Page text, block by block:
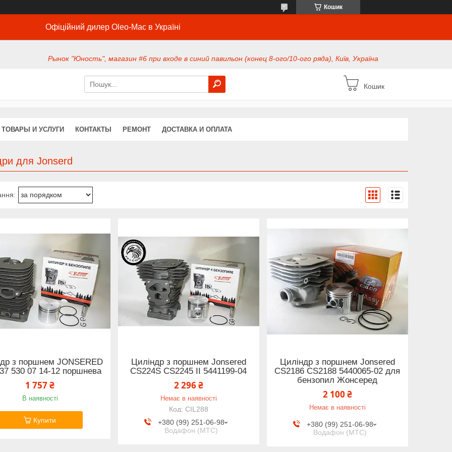
Кошик
Офіційний дилер Oleo-Mac в Україні
Рынок "Юность", магазин #6 при входе в синий павильон (конец 8-ого/10-ого ряда), Київ, Україна
Кошик
ТОВАРЫ И УСЛУГИ КОНТАКТЫ РЕМОНТ ДОСТАВКА И ОПЛАТА
для Jonserd
з поршнем JONSERED
530 07 14-12 поршнева
1 757 ₴
В наявності
Купити
Циліндр з поршнем Jonsered
CS224S CS2245 II 5441199-04
2 296 ₴
Немає в наявності
CIL288
+380 (99) 251-06-98
Водафон (МТС)
Циліндр з поршнем Jonsered
CS2186 CS2188 5440065-02 для
бензопил Жонсеред
2 100 ₴
Немає в наявності
+380 (99) 251-06-98
Водафон (МТС)